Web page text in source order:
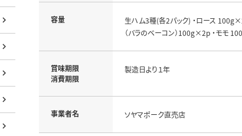
容量
生ハム3種(各2パック) ・ロース
（バラのベーコン）100g×2p ・モモ
賞味期限
消費期限
製造日より１年
事業者名 ソヤマポーク直売店